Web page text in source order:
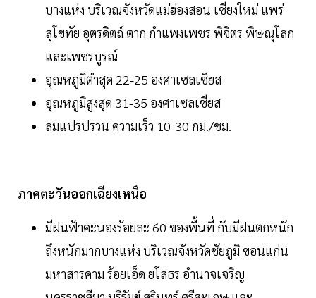
บางแห่ง บริเวณจังหวัดแม่ฮ่องสอน เชียงใหม่ แพร่
สุโขทัย อุตรดิตถ์ ตาก กำแพงเพชร พิจิตร พิษณุโลก
และเพชรบูรณ์
อุณหภูมิต่ำสุด 22-25 องศาเซลเซียส
อุณหภูมิสูงสุด 31-35 องศาเซลเซียส
ลมแปรปรวน ความเร็ว 10-30 กม./ชม.
ภาคตะวันออกเฉียงเหนือ
มีฝนฟ้าคะนองร้อยละ 60 ของพื้นที่ กับมีฝนตกหนัก
ถึงหนักมากบางแห่ง บริเวณจังหวัดชัยภูมิ ขอนแก่น
มหาสารคาม ร้อยเอ็ด ยโสธร อำนาจเจริญ